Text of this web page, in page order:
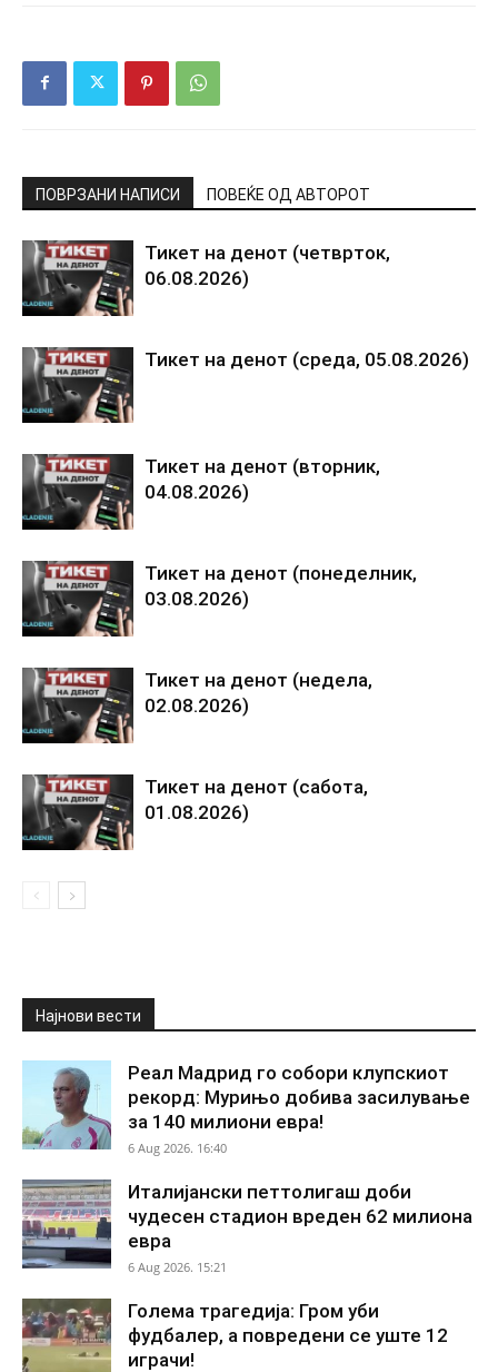
ПОВРЗАНИ НАПИСИ ПОВЕЌЕ ОД АВТОРОТ
Тикет на денот (четврток,
06.08.2026)
Тикет на денот (среда, 05.08.2026)
Тикет на денот (вторник,
04.08.2026)
Тикет на денот (понеделник,
03.08.2026)
Тикет на денот (недела,
02.08.2026)
Тикет на денот (сабота,
01.08.2026)
Најнови вести
Реал Мадрид го собори клупскиот
рекорд: Мурињо добива засилување
за 140 милиони евра!
6 Aug 2026. 16:40
Италијански петтолигаш доби
чудесен стадион вреден 62 милиона
евра
6 Aug 2026. 15:21
Голема трагедија: Гром уби
фудбалер, а повредени се уште 12
играчи!